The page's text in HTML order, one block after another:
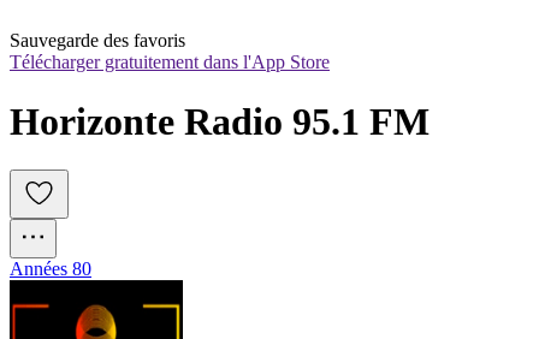
Sauvegarde des favoris
Télécharger gratuitement dans l'App Store
Horizonte Radio 95.1 FM
Années 80